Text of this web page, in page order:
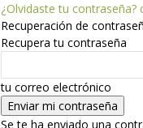
¿Olvidaste tu contraseña?
Recuperación de
Recupera tu contraseña
tu correo electrónico
Se te ha enviado una